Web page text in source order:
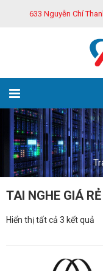
633 Nguyễn Chí
TAI NGHE GIÁ
Hiển thị tất cả 3 kết quả